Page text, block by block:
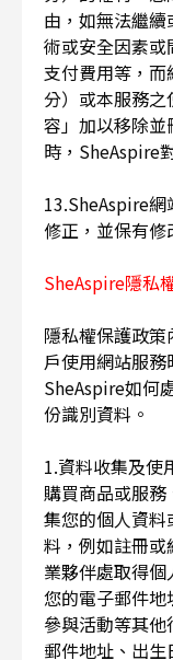
由，如無法繼
術或安全因素
支付費用等，
分）或本服務
容」加以移除
時，SheAspire
13.SheAspire
修正，並保有修
SheAspire隱私
隱私權保護政
戶使用網站服
SheAspire如何
份識別資料。
1.資料收集及使
購買商品或服
集您的個人資
料，例如註冊
業夥伴處取得
您的電子郵件
參與活動等其
郵件地址、出